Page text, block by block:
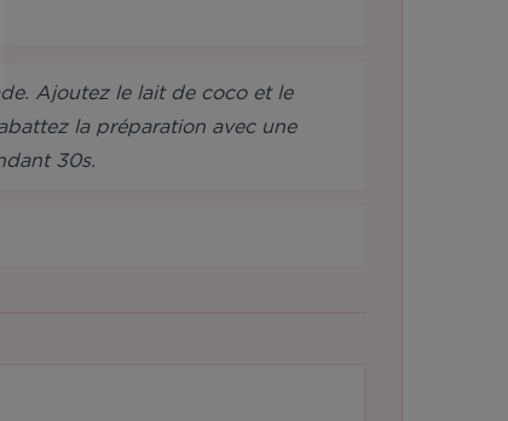
Ajoutez le lait de coco et le
la préparation avec une
30s.